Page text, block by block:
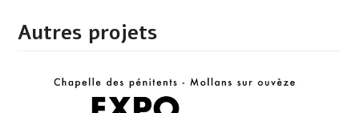
Autres projets